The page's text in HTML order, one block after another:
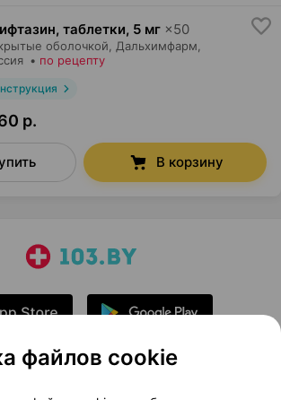
таблетки, 5 мг ×50
оболочкой, Дальхимфарм
• по рецепту
р.
В корзину
файлов cookie